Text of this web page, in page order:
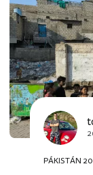
PÁKISTÁN